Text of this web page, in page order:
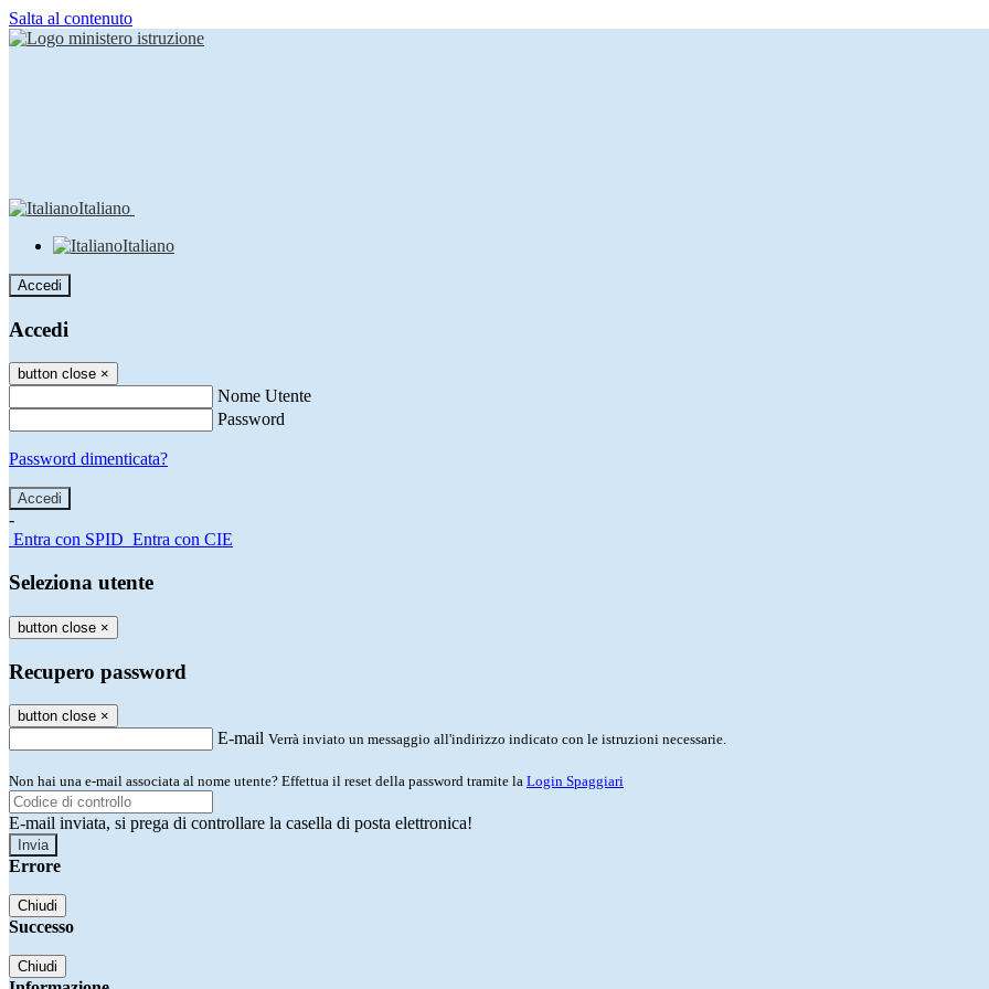
Salta al contenuto
Italiano
Italiano
Accedi
Accedi
button close ×
Nome Utente
Password
Password dimenticata?
-
Entra con SPID Entra con CIE
Seleziona utente
button close ×
Recupero password
button close ×
E-mail Verrà inviato un messaggio all'indirizzo indicato con le istruzioni necessarie.
Non hai una e-mail associata al nome utente? Effettua il reset della password tramite la Login Spaggiari
E-mail inviata, si prega di controllare la casella di posta elettronica!
Errore
Chiudi
Successo
Chiudi